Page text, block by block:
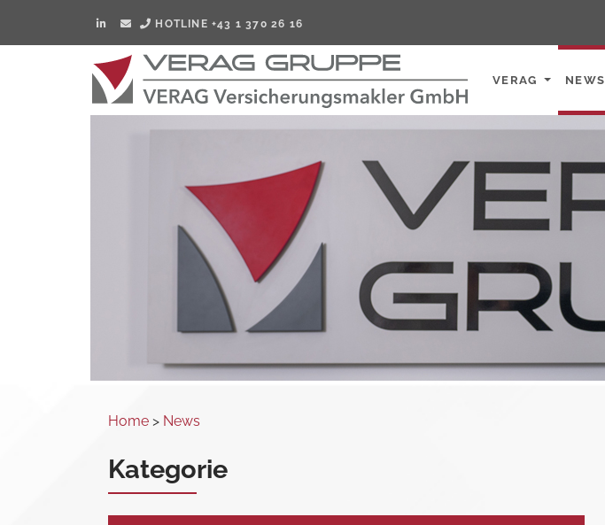
HOTLINE +43 1 370 26 16
VERAG NEWS
Home > News
Kategorie